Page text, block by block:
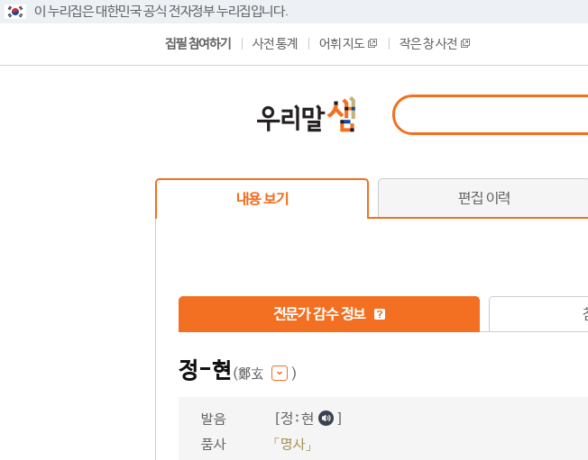
이 누리집은 대한민국 공식 전자정부 누리집입니다.
집필 참여하기 사전 통계 어휘 지도 작은 창 사전
내용 보기 편집 이력
전문가 감수 정보
정-현(鄭玄 )
발음 [정ː현 ]
품사
「명사」